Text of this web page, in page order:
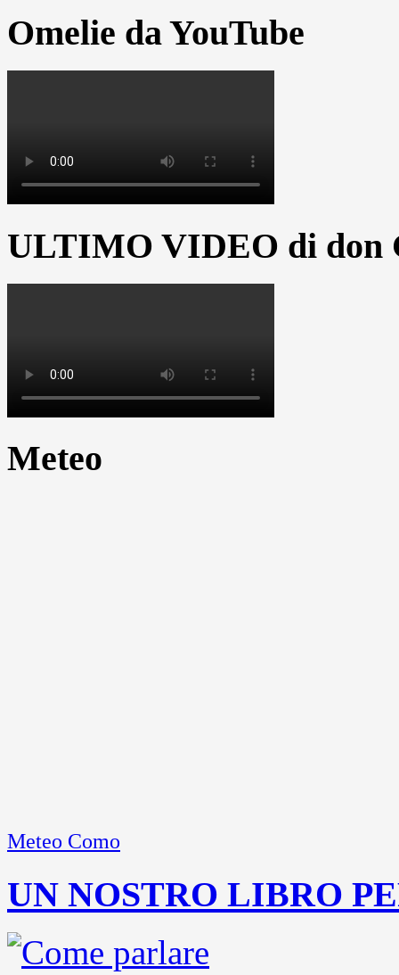
Omelie da YouTube
ULTIMO VIDEO di don
Meteo
Meteo Como
UN NOSTRO LIBRO